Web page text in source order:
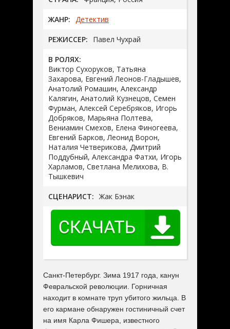
ЖАНР: Детектив
РЕЖИССЕР: Павел Чухрай
В РОЛЯХ:
Виктор Сухоруков, Татьяна
Захарова, Евгений Леонов-Гладышев,
Анатолий Ромашин, Александр
Калягин, Анатолий Кузнецов, Семен
Фурман, Алексей Серебряков, Игорь
Добряков, Марьяна Полтева,
Вениамин Смехов, Елена Финогеева,
Евгений Барков, Леонид Ворон,
Наталия Четверикова, Дмитрий
Поддубный, Александра Фатхи, Игорь
Харламов, Светлана Мелихова, В.
Тышкевич
СЦЕНАРИСТ: Жак Бэнак
Санкт-Петербург. Зима 1917 года, канун
Февральской революции. Горничная
находит в комнате труп убитого жильца. В
его кармане обнаружен гостиничный счет
на имя Карла Фишера, известного